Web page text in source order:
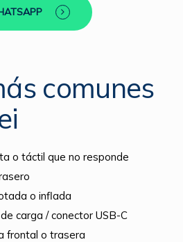
comunes
o táctil que no responde
o inflada
carga / conector USB-C
frontal o trasera